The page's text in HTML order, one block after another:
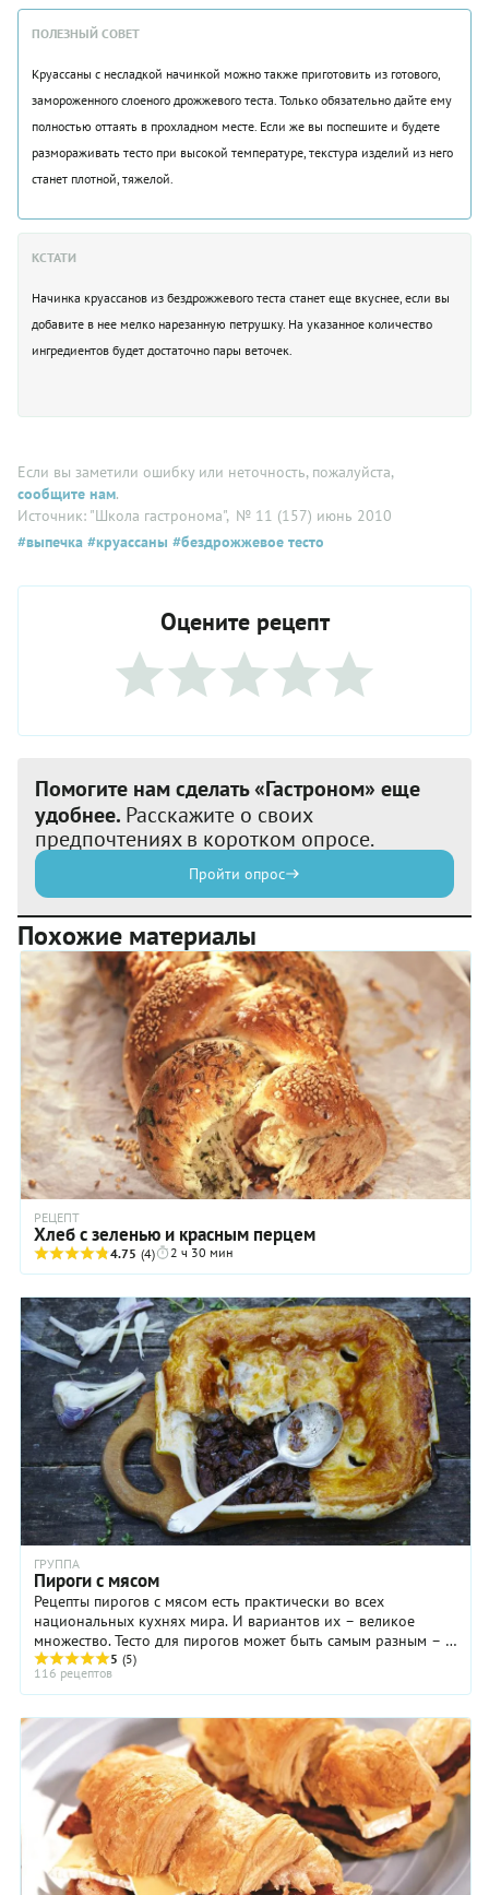
ПОЛЕЗНЫЙ СОВЕТ
Круассаны с несладкой начинкой можно также приготовить из готового,
замороженного слоеного дрожжевого теста. Только обязательно дайте ему
полностью оттаять в прохладном месте. Если же вы поспешите и будете
размораживать тесто при высокой температуре, текстура изделий из него
станет плотной, тяжелой.
КСТАТИ
Начинка круассанов из бездрожжевого теста станет еще вкуснее, если вы
добавите в нее мелко нарезанную петрушку. На указанное количество
ингредиентов будет достаточно пары веточек.
Если вы заметили ошибку или неточность, пожалуйста,
сообщите нам.
Источник: "Школа гастронома", № 11 (157) июнь 2010
#выпечка #круассаны #бездрожжевое тесто
Оцените рецепт
Помогите нам сделать «Гастроном» еще
удобнее. Расскажите о своих
предпочтениях в коротком опросе.
Пройти опрос
Похожие материалы
РЕЦЕПТ
Хлеб с зеленью и красным перцем
4.75 (4) 2 ч 30 мин
ГРУППА
Пироги с мясом
Рецепты пирогов с мясом есть практически во всех
национальных кухнях мира. И вариантов их – великое
множество. Тесто для пирогов может быть самым разным – с
дрожжами и без, слоеное, песочное, ...
5 (5)
116 рецептов